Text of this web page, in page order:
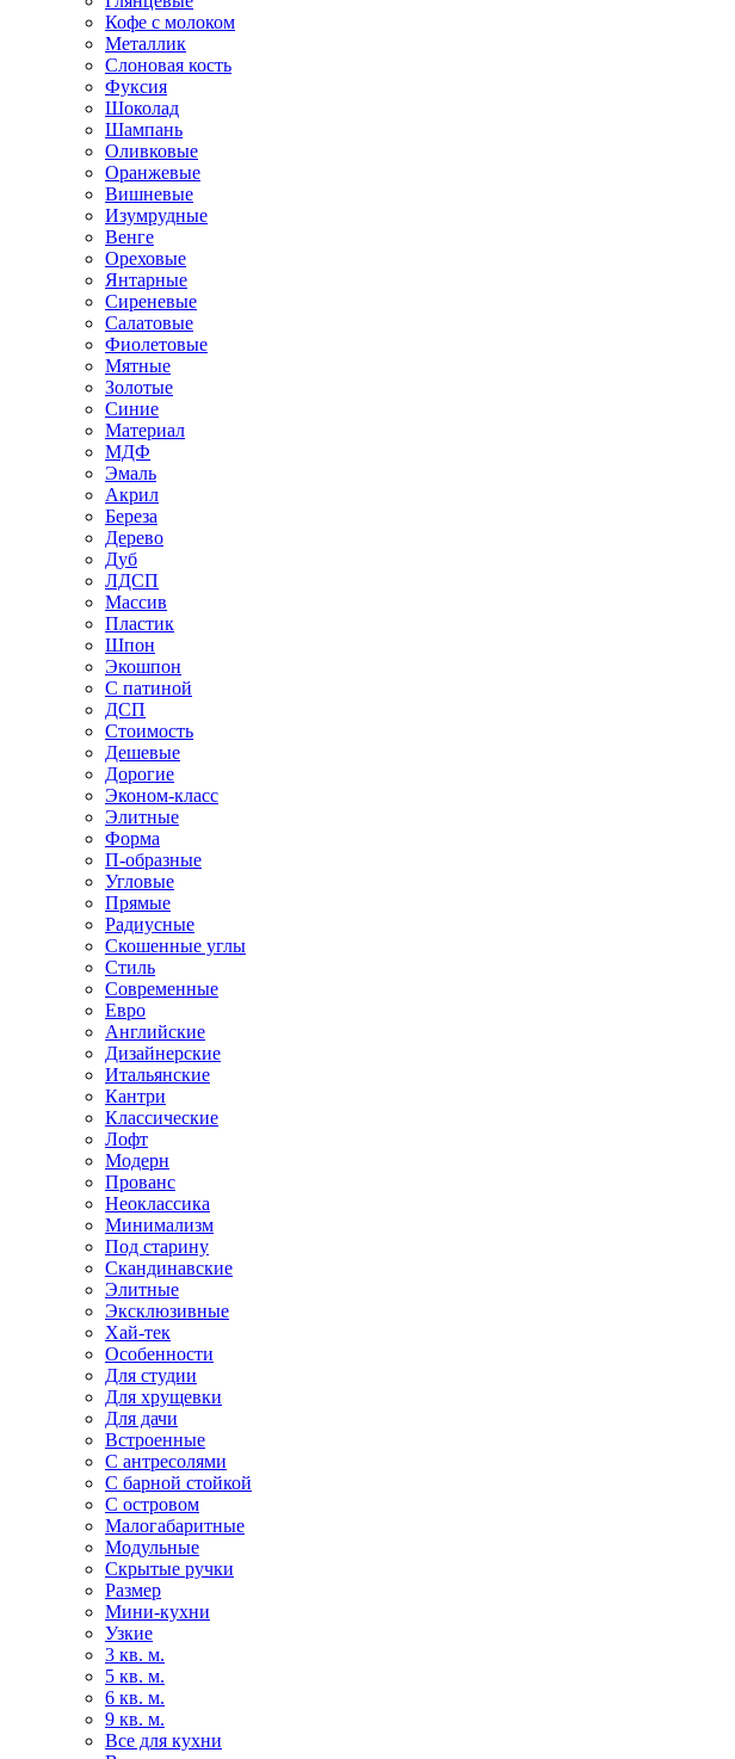
Кофе с молоком
Металлик
Слоновая кость
Фуксия
Шоколад
Шампань
Оливковые
Оранжевые
Вишневые
Изумрудные
Венге
Ореховые
Янтарные
Сиреневые
Салатовые
Фиолетовые
Мятные
Золотые
Синие
Материал
МДФ
Эмаль
Акрил
Береза
Дерево
Дуб
ЛДСП
Массив
Пластик
Шпон
Экошпон
С патиной
ДСП
Стоимость
Дешевые
Дорогие
Эконом-класс
Элитные
Форма
П-образные
Угловые
Прямые
Радиусные
Скошенные углы
Стиль
Современные
Евро
Английские
Дизайнерские
Итальянские
Кантри
Классические
Лофт
Модерн
Прованс
Неоклассика
Минимализм
Под старину
Скандинавские
Элитные
Эксклюзивные
Хай-тек
Особенности
Для студии
Для хрущевки
Для дачи
Встроенные
С антресолями
С барной стойкой
С островом
Малогабаритные
Модульные
Скрытые ручки
Размер
Мини-кухни
Узкие
3 кв. м.
5 кв. м.
6 кв. м.
9 кв. м.
Все для кухни